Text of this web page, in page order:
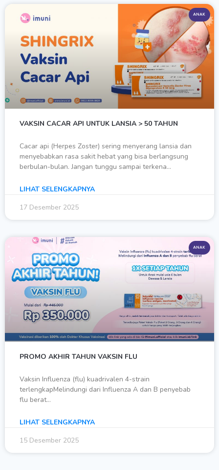
ANAK
VAKSIN CACAR API UNTUK LANSIA > 50 TAHUN
Cacar api (Herpes Zoster) sering menyerang lansia dan
menyebabkan rasa sakit hebat yang bisa berlangsung
berbulan-bulan. Jangan tunggu sampai terkena…
LIHAT SELENGKAPNYA
17 Desember 2025
ANAK
PROMO AKHIR TAHUN VAKSIN FLU
Vaksin Influenza (flu) kuadrivalen 4-strain
terlengkapMelindungi dari Influenza A dan B penyebab
flu berat…
LIHAT SELENGKAPNYA
15 Desember 2025